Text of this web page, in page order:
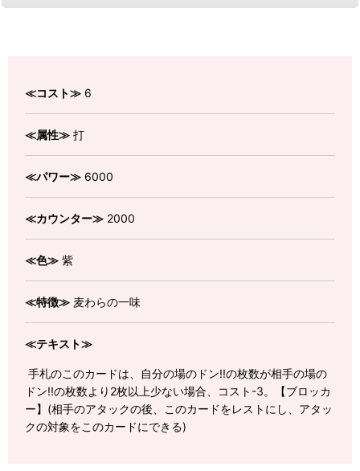
≪コスト≫ 6
≪属性≫ 打
≪パワー≫ 6000
≪カウンター≫ 2000
≪色≫ 紫
≪特徴≫ 麦わらの一味
≪テキスト≫
手札のこのカードは、自分の場のドン!!の枚数が相手の場の
ドン!!の枚数より2枚以上少ない場合、コスト-3。【ブロッカ
ー】(相手のアタックの後、このカードをレストにし、アタッ
クの対象をこのカードにできる)